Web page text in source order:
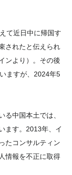
て近日中に帰国す
されたと伝えられ
ンより）。その後
ますが、2024年5
る中国本土では、
ます。2013年、イ
たコンサルティン
情報を不正に取得